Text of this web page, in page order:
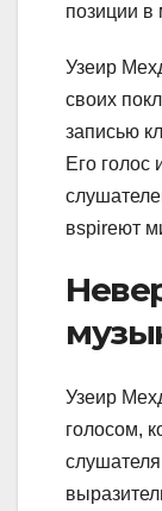
позиции в
Узеир
своих
записью
Его голос
вspirеют
Узеир
голосом,